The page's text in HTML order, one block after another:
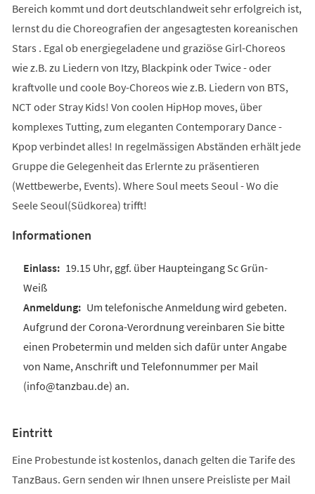
Bereich kommt und dort deutschlandweit sehr erfolgreich ist,
lernst du die Choreografien der angesagtesten koreanischen
Stars . Egal ob energiegeladene und graziöse Girl-Choreos
wie z.B. zu Liedern von Itzy, Blackpink oder Twice - oder
kraftvolle und coole Boy-Choreos wie z.B. Liedern von BTS,
NCT oder Stray Kids! Von coolen HipHop moves, über
komplexes Tutting, zum eleganten Contemporary Dance -
Kpop verbindet alles! In regelmässigen Abständen erhält jede
Gruppe die Gelegenheit das Erlernte zu präsentieren
(Wettbewerbe, Events). Where Soul meets Seoul - Wo die
Seele Seoul(Südkorea) trifft!
Informationen
19.15 Uhr, ggf. über Haupteingang Sc Grün-
Weiß
Um telefonische Anmeldung wird gebeten.
Aufgrund der Corona-Verordnung vereinbaren Sie bitte
einen Probetermin und melden sich dafür unter Angabe
von Name, Anschrift und Telefonnummer per Mail
(info@tanzbau.de) an.
Eintritt
Eine Probestunde ist kostenlos, danach gelten die Tarife des
TanzBaus. Gern senden wir Ihnen unsere Preisliste per Mail